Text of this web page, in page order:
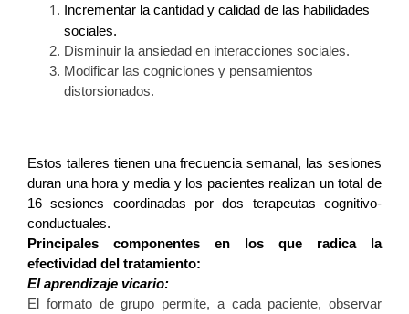
Incrementar la cantidad y calidad de las habilidades
sociales.
Disminuir la ansiedad en interacciones sociales.
Modificar las cogniciones y pensamientos
distorsionados.
Estos talleres tienen una frecuencia semanal, las sesiones
duran una hora y media y los pacientes realizan un total de
16 sesiones coordinadas por dos terapeutas cognitivo-
conductuales.
Principales componentes en los que radica la
efectividad del tratamiento:
El aprendizaje vicario:
El formato de grupo permite, a cada paciente, observar